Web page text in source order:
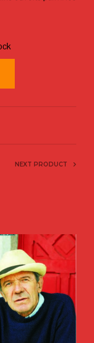
NEXT PRODUCT